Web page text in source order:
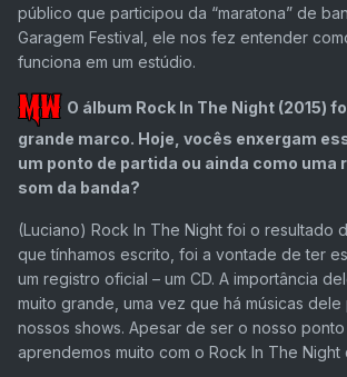
público que participou da “maratona” de
Garagem Festival, ele nos fez entender
funciona em um estúdio.
O álbum Rock In The Night (2015)
grande marco. Hoje, vocês enxergam
um ponto de partida ou ainda como uma
som da banda?
(Luciano) Rock In The Night foi o resultado
que tínhamos escrito, foi a vontade de ter
um registro oficial – um CD. A importância
muito grande, uma vez que há músicas
nossos shows. Apesar de ser o nosso ponto
aprendemos muito com o Rock In The Night